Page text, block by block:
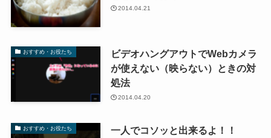
2014.04.21
おすすめ・お役たち
ビデオハングアウトでWebカメラ
が使えない（映らない）ときの対
処法
2014.04.20
おすすめ・お役たち
一人でコソッと出来るよ！！